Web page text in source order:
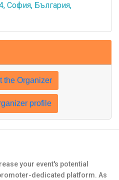
София, България,
the Organizer
profile
your event's potential
dedicated platform. As